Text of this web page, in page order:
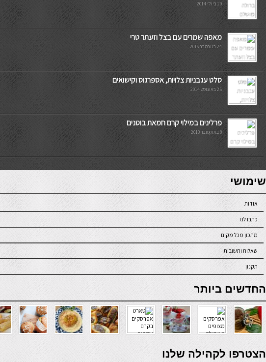
20 ביולי 2014
מאפה שמרים עם בצל וזעתר טרי
24 בנובמבר 2016
סלט עגבניות צלויות, אספרגוס וקישואים
25 באוגוסט 2014
פרלינים במילוי קרם חמאת בוטנים
8 באוקטובר 2013
7slots
seriöse online casinos österreich
שימושי
אודות
כתבו לנו
מתכון מכל מקום
שאלות ותשובות
תקנון
online casino
החדשים ביותר
verde casino
הצטרפו לקהילה שלנו